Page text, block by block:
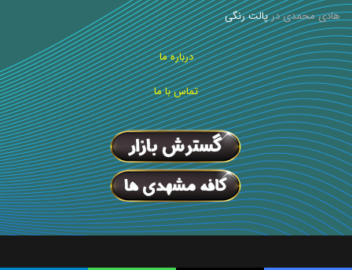
هادی محمدیدرپالت رنگی
درباره ما
تماس با ما